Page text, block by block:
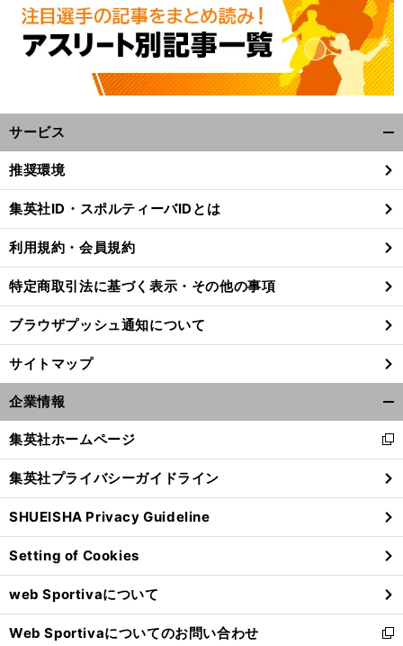
。
サービス
閉
る
推奨環境
集英社ID・スポルティーバIDとは
利用規約・会員規約
特定商取引法に基づく表示・その他の事項
ブラウザプッシュ通知について
サイトマップ
企業情報
閉
る
集英社ホームページ
新
し
い
ウ
ィ
ン
ド
ウ
で
開
く
集英社プライバシーガイドライン
SHUEISHA Privacy Guideline
Setting of Cookies
web Sportivaについて
Web Sportivaについてのお問い合わせ
新